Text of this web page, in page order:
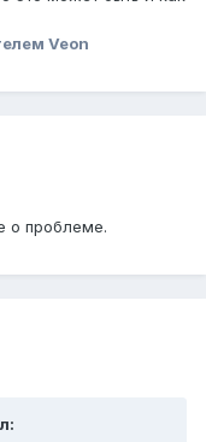
Veon
о проблеме.